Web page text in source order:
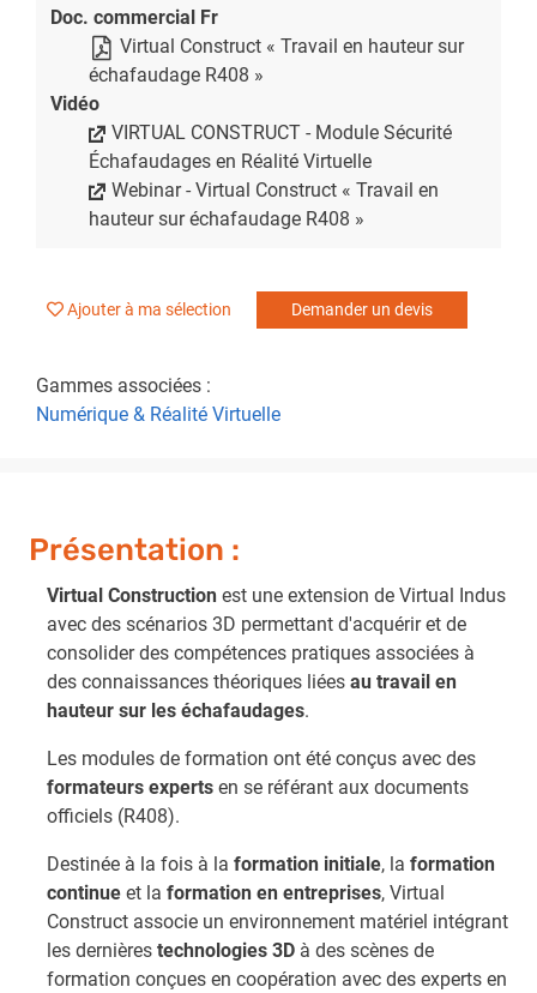
Doc. commercial Fr
Virtual Construct « Travail en hauteur sur
échafaudage R408 »
Vidéo
VIRTUAL CONSTRUCT - Module Sécurité
Échafaudages en Réalité Virtuelle
Webinar - Virtual Construct « Travail en
hauteur sur échafaudage R408 »
Ajouter à ma sélection Demander un devis
Gammes associées :
Numérique & Réalité Virtuelle
Présentation :
Virtual Construction est une extension de Virtual Indus
avec des scénarios 3D permettant d'acquérir et de
consolider des compétences pratiques associées à
des connaissances théoriques liées au travail en
hauteur sur les échafaudages.
Les modules de formation ont été conçus avec des
formateurs experts en se référant aux documents
officiels (R408).
Destinée à la fois à la formation initiale, la formation
continue et la formation en entreprises, Virtual
Construct associe un environnement matériel intégrant
les dernières technologies 3D à des scènes de
formation conçues en coopération avec des experts en